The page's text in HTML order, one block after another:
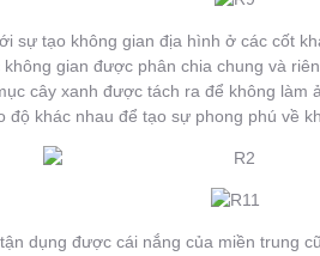
sự tạo không gian địa hình ở các cốt
gian được phân chia chung và
cây xanh được tách ra để không
khác nhau để tạo sự phong phú về
dụng được cái nắng của miền trung